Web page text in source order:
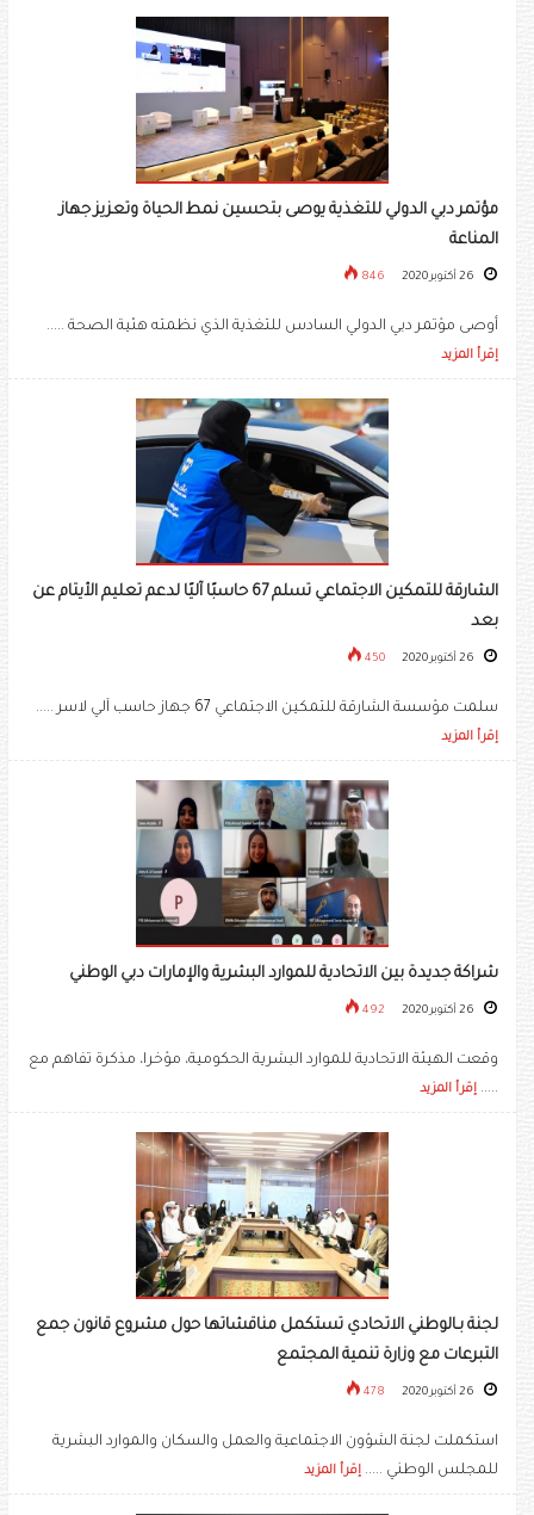
مؤتمر دبي الدولي للتغذية يوصى بتحسين نمط الحياة وتعزيز جهاز
المناعة
846
أوصى مؤتمر دبي الدولي السادس للتغذية الذي نظمته هئية الصحة .....
إقرأ المزيد
الشارقة للتمكين الاجتماعي تسلم 67 حاسبًا آليًا لدعم تعليم الأيتام عن
بعد
450
سلمت مؤسسة الشارقة للتمكين الاجتماعي 67 جهاز حاسب آلي لاسر .....
إقرأ المزيد
شراكة جديدة بين الاتحادية للموارد البشرية والإمارات دبي الوطني
492
وقعت الهيئة الاتحادية للموارد البشرية الحكومية، مؤخرا، مذكرة تفاهم مع
..... إقرأ المزيد
لجنة بـالوطني الاتحادي تستكمل مناقشاتها حول مشروع قانون جمع
التبرعات مع وزارة تنمية المجتمع
478
استكملت لجنة الشؤون الاجتماعية والعمل والسكان والموارد البشرية
للمجلس الوطني ..... إقرأ المزيد